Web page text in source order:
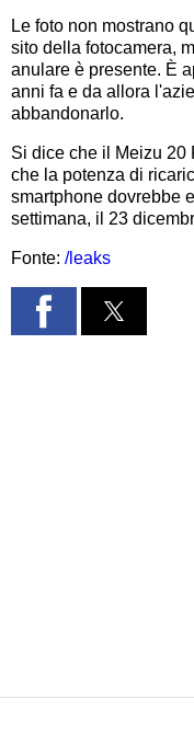
Le foto non mostrano
sito della fotocamera,
anulare è presente. È
anni fa e da allora
abbandonarlo.
Si dice che il Meizu 20
che la potenza di
smartphone dovrebbe
settimana, il 23
Fonte: /leaks